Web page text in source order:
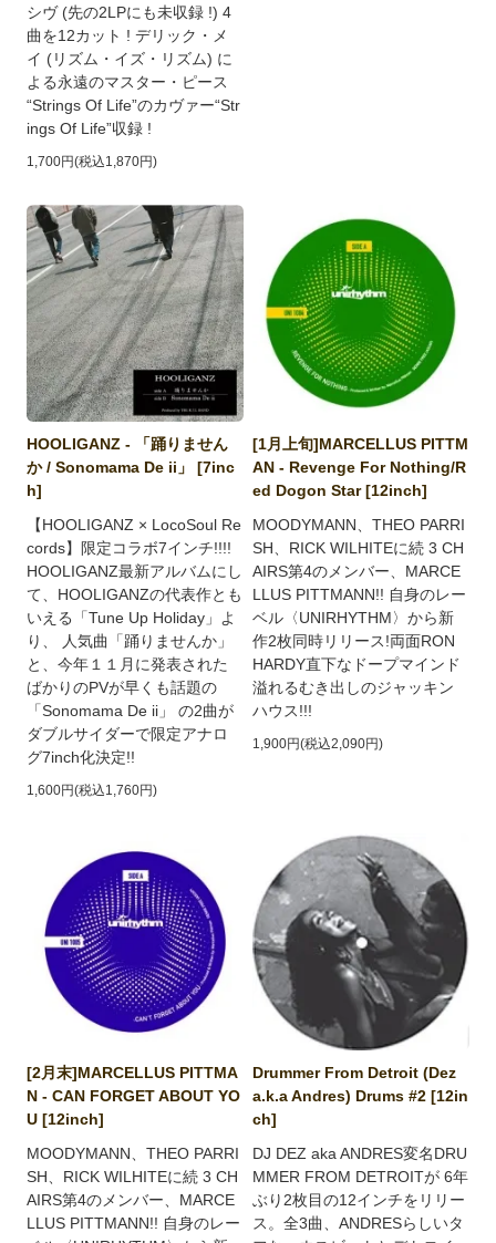
シヴ (先の2LPにも未収録 !) 4
曲を12カット ! デリック・メ
イ (リズム・イズ・リズム) に
よる永遠のマスター・ピース
“Strings Of Life”のカヴァー“Str
ings Of Life”収録 !
1,700円(税込1,870円)
HOOLIGANZ - 「踊りません
か / Sonomama De ii」 [7inc
h]
【HOOLIGANZ × LocoSoul Re
cords】限定コラボ7インチ!!!!
HOOLIGANZ最新アルバムにし
て、HOOLIGANZの代表作とも
いえる「Tune Up Holiday」よ
り、 人気曲「踊りませんか」
と、今年１１月に発表された
ばかりのPVが早くも話題の
「Sonomama De ii」 の2曲が
ダブルサイダーで限定アナロ
グ7inch化決定!!
1,600円(税込1,760円)
[1月上旬]MARCELLUS PITTM
AN - Revenge For Nothing/R
ed Dogon Star [12inch]
MOODYMANN、THEO PARRI
SH、RICK WILHITEに続 3 CH
AIRS第4のメンバー、MARCE
LLUS PITTMANN!! 自身のレー
ベル〈UNIRHYTHM〉から新
作2枚同時リリース!両面RON
HARDY直下なドープマインド
溢れるむき出しのジャッキン
ハウス!!!
1,900円(税込2,090円)
[2月末]MARCELLUS PITTMA
N - CAN FORGET ABOUT YO
U [12inch]
MOODYMANN、THEO PARRI
SH、RICK WILHITEに続 3 CH
AIRS第4のメンバー、MARCE
LLUS PITTMANN!! 自身のレー
Drummer From Detroit (Dez
a.k.a Andres) Drums #2 [12in
ch]
DJ DEZ aka ANDRES変名DRU
MMER FROM DETROITが 6年
ぶり2枚目の12インチをリリー
ス。全3曲、ANDRESらしいタ